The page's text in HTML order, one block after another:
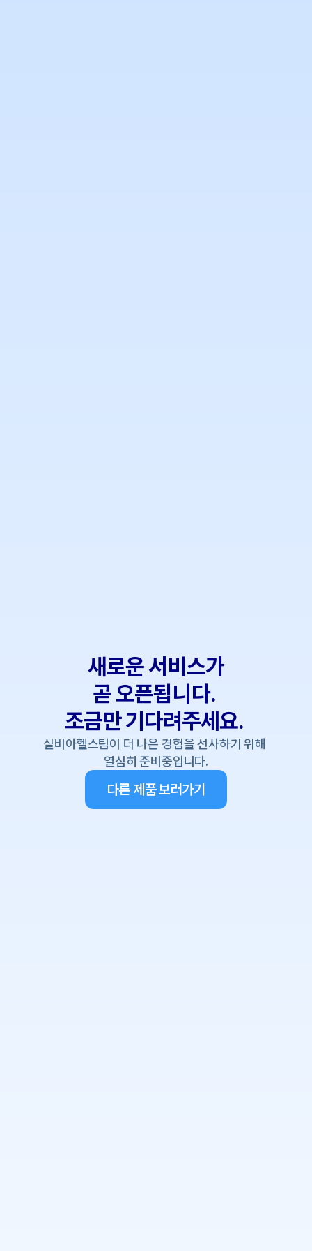
새로운 서비스가
곧 오픈됩니다.
조금만 기다려주세요.
실비아헬스팀이 더 나은 경험을 선사하기 위해
열심히 준비중입니다.
다른 제품 보러가기